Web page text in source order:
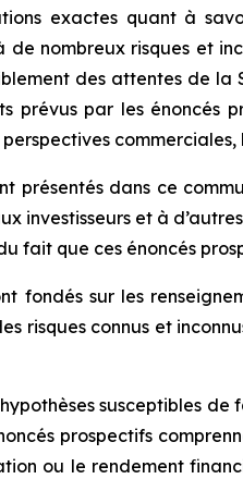
exactes quant à
de nombreux risques et
des attentes de
prévus par les énoncés
présentés dans ce
investisseurs et à
fait que ces énoncés
fondés sur les
risques connus et
susceptibles
prospectifs
ou le rendement